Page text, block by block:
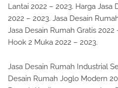
Lantai 2022 – 2023. Harga Jasa
2022 – 2023. Jasa Desain
Jasa Desain Rumah Gratis
Hook 2 Muka 2022 – 2023.
Jasa Desain Rumah Industrial
Desain Rumah Joglo Modern